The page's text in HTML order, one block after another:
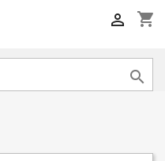
shopping_cart

